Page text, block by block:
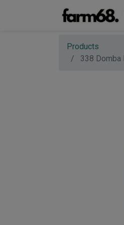
Products
338 Domba